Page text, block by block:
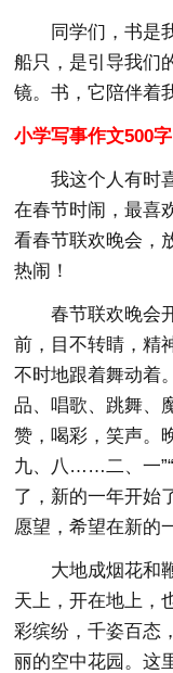
同学们，书是
船只，是引导我们
镜。书，它陪伴着
小学写事作文500
我这个人有时
在春节时闹，最喜
看春节联欢晚会
热闹！
春节联欢晚会
前，目不转睛，精
不时地跟着舞动着
品、唱歌、跳舞
赞，喝彩，笑声。
九、八……二、一
了，新的一年开始
愿望，希望在新的
大地成烟花和
天上，开在地上
彩缤纷，千姿百态
丽的空中花园。这